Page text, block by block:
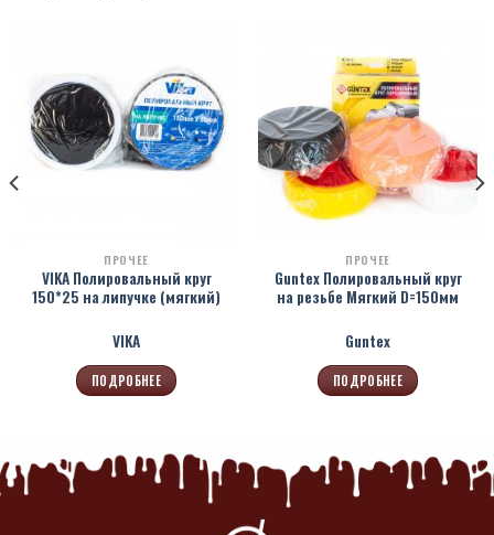
ПРОЧЕЕ
VIKA Полировальный круг
150*25 на липучке (мягкий)
VIKA
ПОДРОБНЕЕ
ПРОЧЕЕ
Guntex Полировальный круг
на резьбе Мягкий D=150мм
Guntex
ПОДРОБНЕЕ